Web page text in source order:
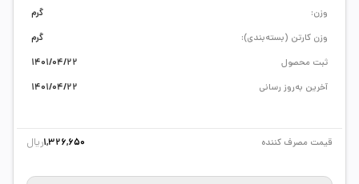
وزن:
گرم
وزن کارتن (بسته‌بندی):
گرم
ثبت محصول
1401/04/22
آخرین به‌روز رسانی
1401/04/22
قیمت مصرف کننده 1,326,650ریال